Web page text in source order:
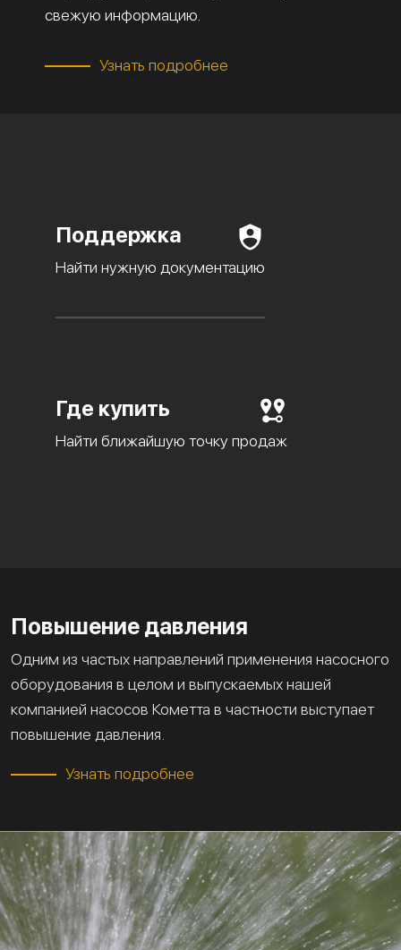
свежую информацию.
Узнать подробнее
Поддержка
Найти нужную документацию
Где купить
Найти ближайшую точку продаж
Повышение давления
Одним из частых направлений применения насосного
оборудования в целом и выпускаемых нашей
компанией насосов Кометта в частности выступает
повышение давления.
Узнать подробнее